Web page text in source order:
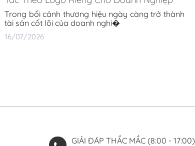
Trong bối cảnh thương hiệu ngày càng trở thành
tài sản cốt lõi của doanh nghi�
16/07/2026
GIẢI ĐÁP THẮC MẮC (8:00 - 17:00)